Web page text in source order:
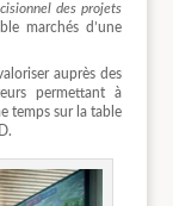
des projets
marchés d’une
auprès des
permettant à
temps sur la table